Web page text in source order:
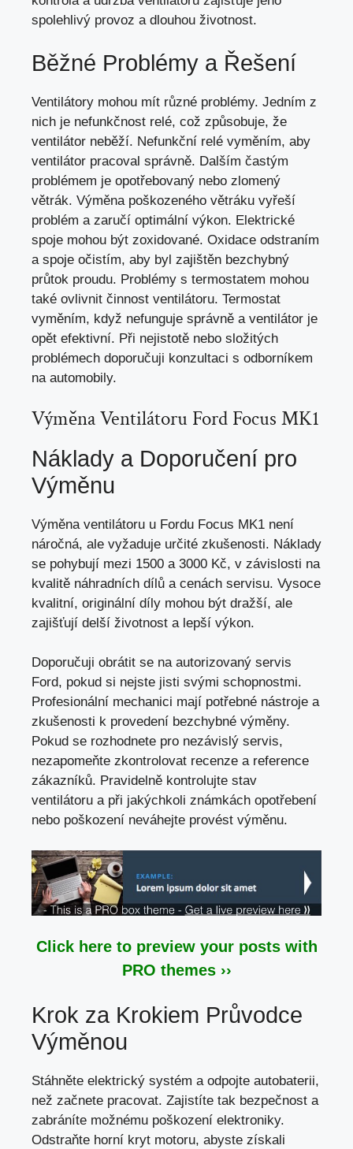
spolehlivý provoz a dlouhou životnost.
Běžné Problémy a Řešení
Ventilátory mohou mít různé problémy. Jedním z
nich je nefunkčnost relé, což způsobuje, že
ventilátor neběží. Nefunkční relé vyměním, aby
ventilátor pracoval správně. Dalším častým
problémem je opotřebovaný nebo zlomený
větrák. Výměna poškozeného větráku vyřeší
problém a zaručí optimální výkon. Elektrické
spoje mohou být zoxidované. Oxidace odstraním
a spoje očistím, aby byl zajištěn bezchybný
průtok proudu. Problémy s termostatem mohou
také ovlivnit činnost ventilátoru. Termostat
vyměním, když nefunguje správně a ventilátor je
opět efektivní. Při nejistotě nebo složitých
problémech doporučuji konzultaci s odborníkem
na automobily.
Výměna Ventilátoru Ford Focus MK1
Náklady a Doporučení pro
Výměnu
Výměna ventilátoru u Fordu Focus MK1 není
náročná, ale vyžaduje určité zkušenosti. Náklady
se pohybují mezi 1500 a 3000 Kč, v závislosti na
kvalitě náhradních dílů a cenách servisu. Vysoce
kvalitní, originální díly mohou být dražší, ale
zajišťují delší životnost a lepší výkon.
Doporučuji obrátit se na autorizovaný servis
Ford, pokud si nejste jisti svými schopnostmi.
Profesionální mechanici mají potřebné nástroje a
zkušenosti k provedení bezchybné výměny.
Pokud se rozhodnete pro nezávislý servis,
nezapomeňte zkontrolovat recenze a reference
zákazníků. Pravidelně kontrolujte stav
ventilátoru a při jakýchkoli známkách opotřebení
nebo poškození neváhejte provést výměnu.
Click here to preview your posts with
PRO themes ››
Krok za Krokiem Průvodce
Výměnou
Stáhněte elektrický systém a odpojte autobaterii,
než začnete pracovat. Zajistíte tak bezpečnost a
zabráníte možnému poškození elektroniky.
Odstraňte horní kryt motoru, abyste získali